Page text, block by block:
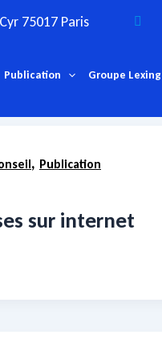
75017 Paris
Publication Groupe Lexing
trompeuses
, Publication
sur internet